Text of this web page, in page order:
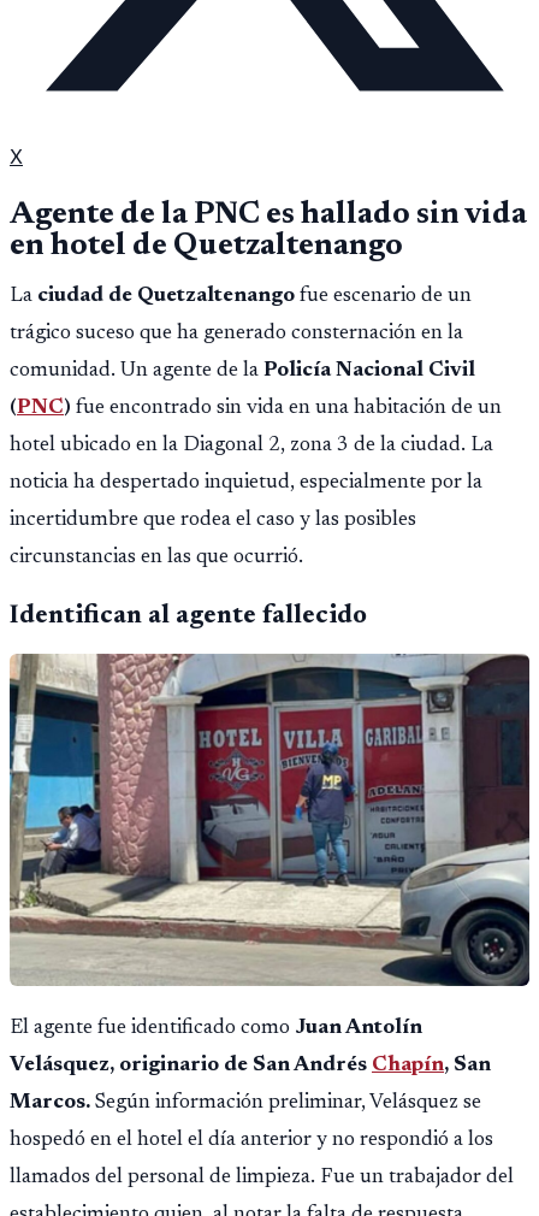
X
Agente de la PNC es hallado sin vida
en hotel de Quetzaltenango
La ciudad de Quetzaltenango fue escenario de un
trágico suceso que ha generado consternación en la
comunidad. Un agente de la Policía Nacional Civil
(PNC) fue encontrado sin vida en una habitación de un
hotel ubicado en la Diagonal 2, zona 3 de la ciudad. La
noticia ha despertado inquietud, especialmente por la
incertidumbre que rodea el caso y las posibles
circunstancias en las que ocurrió.
Identifican al agente fallecido
El agente fue identificado como Juan Antolín
Velásquez, originario de San Andrés Chapín, San
Marcos. Según información preliminar, Velásquez se
hospedó en el hotel el día anterior y no respondió a los
llamados del personal de limpieza. Fue un trabajador del